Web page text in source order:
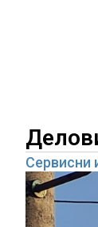
Сервисни